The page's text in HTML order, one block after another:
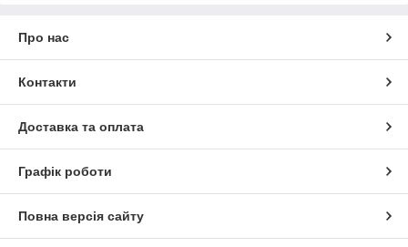
Про нас
Контакти
Доставка та оплата
Графік роботи
Повна версія сайту